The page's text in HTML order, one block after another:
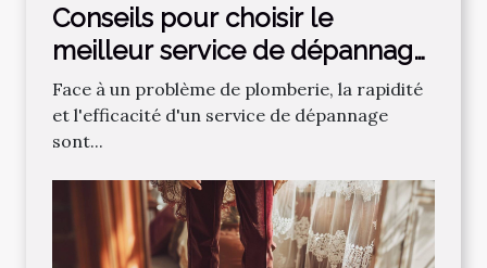
Conseils pour choisir le
meilleur service de dépannage
plomberie
Face à un problème de plomberie, la rapidité
et l'efficacité d'un service de dépannage
sont...